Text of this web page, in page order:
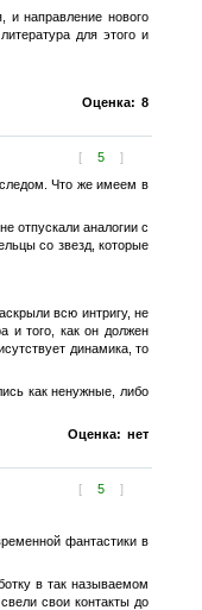
и направление нового
для этого и
Оценка: 8
[ 5 ]
следом. Что же имеем в
отпускали аналогии с
со звезд, которые
всю интригу, не
и того, как он должен
динамика, то
как ненужные, либо
Оценка: нет
[ 5 ]
фантастики в
в так называемом
свои контакты до